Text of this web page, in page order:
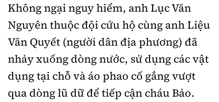
Thông tin tòa
soạn
Không ngại nguy hiểm, anh Lục Văn
Nguyên thuộc đội cứu hộ cùng anh Liệu
Văn Quyết (người dân địa phương) đã
nhảy xuống dòng nước, sử dụng các vật
dụng tại chỗ và áo phao cố gắng vượt
qua dòng lũ dữ để tiếp cận cháu Bảo.